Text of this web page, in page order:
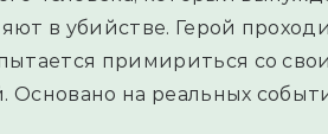
в убийстве. Герой
примириться со
Основано на реальных